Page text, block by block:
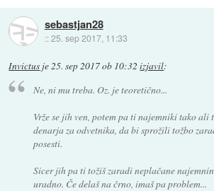
sebastjan28
::25. sep 2017, 11:33
Invictus je25. sep 2017 ob 10:32 izjavil:
Ne, ni mu treba. Oz. je teoretično...
Vrže se jih ven, potem pa ti najemniki tako ali
denarja za odvetnika, da bi sprožili tožbo
posesti.
Sicer jih pa ti tožiš zaradi neplačane
uradno. Če delaš na črno, imaš pa problem...